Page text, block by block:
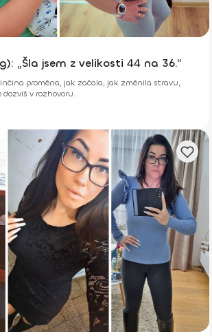
„Šla jsem z velikosti 44 na 36.“
proměna, jak začala, jak změnila stravu,
v rozhovoru.